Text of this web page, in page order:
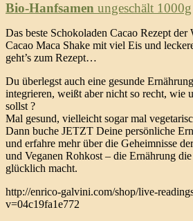
Bio-Hanfsamen ungeschält 1000g
Das beste Schokoladen Cacao Rezept der
Cacao Maca Shake mit viel Eis und
geht’s zum Rezept…
Du überlegst auch eine gesunde
integrieren, weißt aber nicht so recht, wie
sollst ?
Mal gesund, vielleicht sogar mal
Dann buche JETZT Deine persönliche
und erfahre mehr über die Geheimnisse
und Veganen Rohkost – die Ernährung
glücklich macht.
http://enrico-galvini.com/shop/live-
v=04c19fa1e772